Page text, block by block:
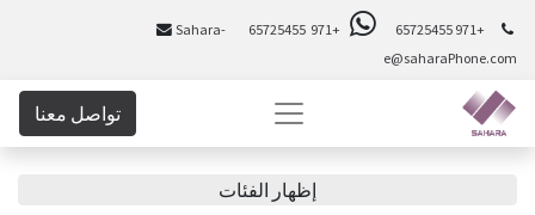
+971 65725455
+971 65725455
Sahara-
e@saharaPhone.com
تواصل معنا
إظهار الفئات